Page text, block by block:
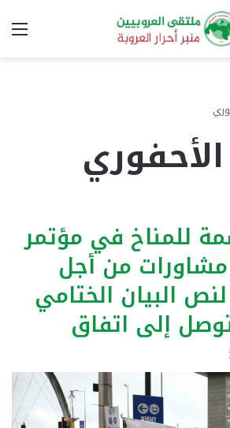
للمناخ في مؤتمر
من أجل
البيان الختامي
إلى اتفاق